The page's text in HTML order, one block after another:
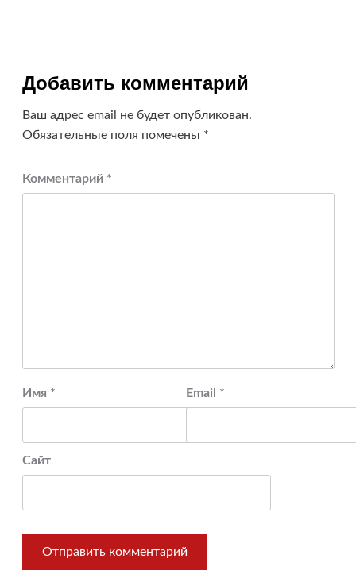
Добавить комментарий
Ваш адрес email не будет опубликован.
Обязательные поля помечены *
Комментарий *
Имя * Email *
Сайт